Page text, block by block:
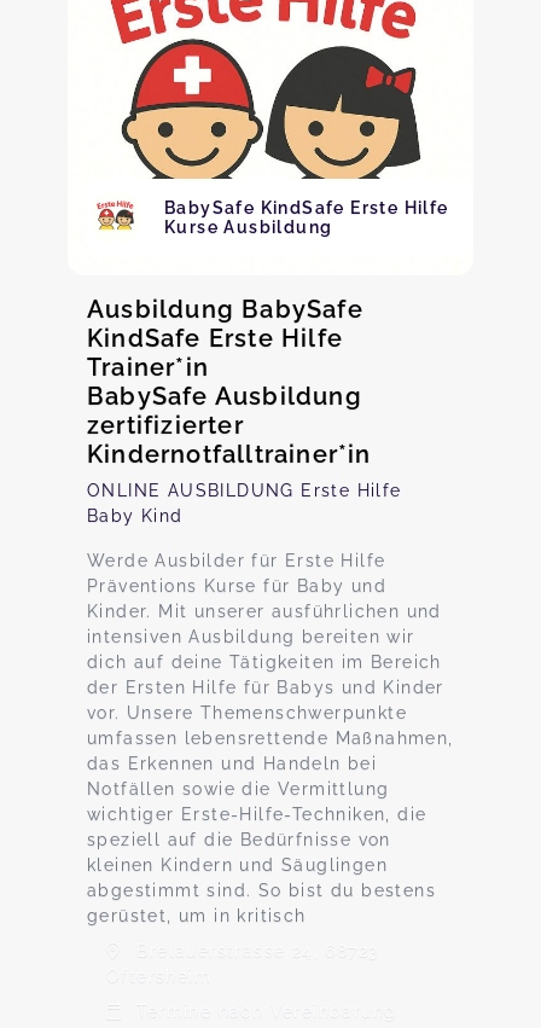
BabySafe KindSafe Erste Hilfe
Kurse Ausbildung
Ausbildung BabySafe
KindSafe Erste Hilfe
Trainer*in
BabySafe Ausbildung
zertifizierter
Kindernotfalltrainer*in
ONLINE AUSBILDUNG Erste Hilfe
Baby Kind
Werde Ausbilder für Erste Hilfe
Präventions Kurse für Baby und
Kinder. Mit unserer ausführlichen und
intensiven Ausbildung bereiten wir
dich auf deine Tätigkeiten im Bereich
der Ersten Hilfe für Babys und Kinder
vor. Unsere Themenschwerpunkte
umfassen lebensrettende Maßnahmen,
das Erkennen und Handeln bei
Notfällen sowie die Vermittlung
wichtiger Erste-Hilfe-Techniken, die
speziell auf die Bedürfnisse von
kleinen Kindern und Säuglingen
abgestimmt sind. So bist du bestens
gerüstet, um in kritisch
Brelauerstrasse 24, 68723
Oftersheim
Termine nach Vereinbarung